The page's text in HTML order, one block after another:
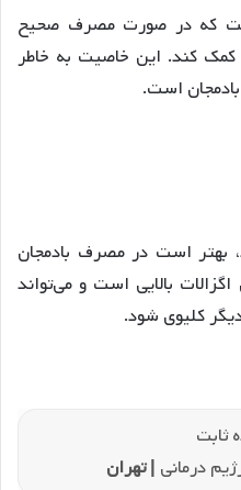
که در صورت مصرف صحیح
کمک کند. این خاصیت به خاطر
بادمجان است.
بهتر است در مصرف بادمجان
بالایی است و می‌تواند
کلیوی شود.
ثابت
درمانی | تهران